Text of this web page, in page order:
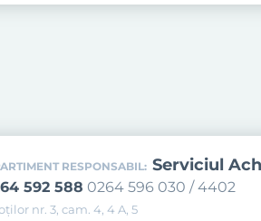
RESPONSABIL: Serviciul
592 588 0264 596 030 / 4402
nr. 3, cam. 4, 4 A, 5